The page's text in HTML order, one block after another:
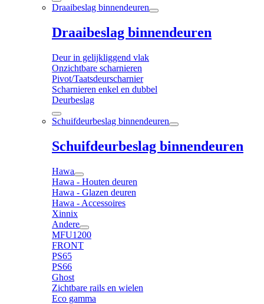
Draaibeslag binnendeuren
Draaibeslag binnendeuren
Deur in gelijkliggend vlak
Onzichtbare scharnieren
Pivot/Taatsdeurscharnier
Scharnieren enkel en dubbel
Deurbeslag
Schuifdeurbeslag binnendeuren
Schuifdeurbeslag binnendeuren
Hawa
Hawa - Houten deuren
Hawa - Glazen deuren
Hawa - Accessoires
Xinnix
Andere
MFU1200
FRONT
PS65
PS66
Ghost
Zichtbare rails en wielen
Eco gamma